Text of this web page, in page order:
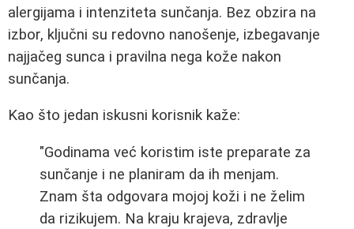
alergijama i intenziteta sunčanja. Bez obzira na
izbor, ključni su redovno nanošenje, izbegavanje
najjačeg sunca i pravilna nega kože nakon
sunčanja.
Kao što jedan iskusni korisnik kaže:
"Godinama već koristim iste preparate za
sunčanje i ne planiram da ih menjam.
Znam šta odgovara mojoj koži i ne želim
da rizikujem. Na kraju krajeva, zdravlje